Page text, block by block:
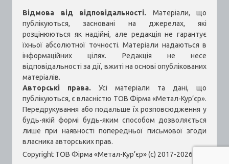
Відмова від відповідальності. Матеріали, що
публікуються, засновані на джерелах, які
розцінюються як надійні, але редакція не гарантує
їхньої абсолютної точності. Матеріали надаються в
інформаційних цілях. Редакція не несе
відповідальності за дії, вжиті на основі опублікованих
матеріалів.
Авторські права. Усі матеріали та дані, що
публікуються, є власністю ТОВ Фірма «Метал-Кур’єр».
Передрукування або подальше їх розповсюдження у
будь-якій формі будь-яким способом дозволяється
лише при наявності попередньої письмової згоди
власника авторських прав.
Copyright ТОВ Фірма «Метал-Кур’єр» (c) 2017-2026